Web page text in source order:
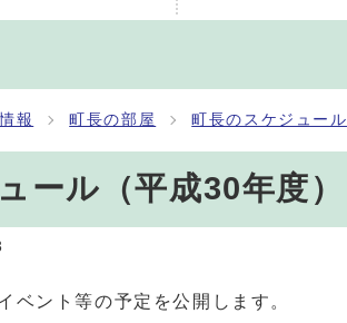
報 町長の部屋 町長のスケジュール
ール（平成30年度）
ベント等の予定を公開します。